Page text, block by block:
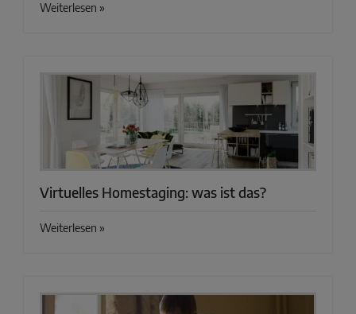
Weiterlesen »
Virtuelles Homestaging: was ist das?
Weiterlesen »